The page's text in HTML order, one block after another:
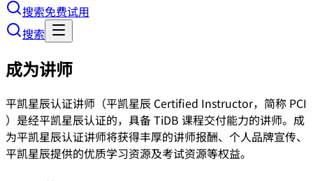
搜索免费试用
搜索
成为讲师
平凯星辰认证讲师（平凯星辰 Certified Instructor，简称 PCI
）是经平凯星辰认证的，具备 TiDB 课程交付能力的讲师。成
为平凯星辰认证讲师将获得丰厚的讲师报酬、个人品牌宣传、
平凯星辰提供的优质学习资源及考试资源等权益。